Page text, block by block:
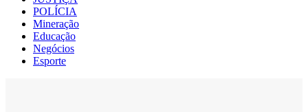
POLÍCIA
Mineração
Educação
Negócios
Esporte